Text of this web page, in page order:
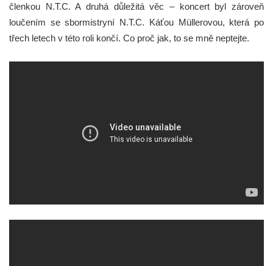
členkou N.T.C. A druhá důležitá věc – koncert byl zároveň
loučením se sbormistryní N.T.C. Káťou Müllerovou, která po
třech letech v této roli končí. Co proč jak, to se mně neptejte.